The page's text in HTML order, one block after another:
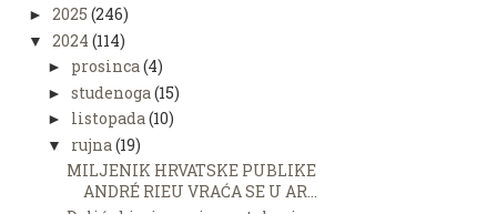
► 2025 (246)
▼ 2024 (114)
► prosinca(4)
► studenoga (15)
► listopada(10)
▼ rujna (19)
MILJENIK HRVATSKE PUBLIKE
ANDRÉ RIEU VRAĆA SE U AR...